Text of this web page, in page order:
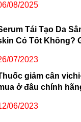
08/2025
Tái Tạo Da
Có Tốt Không?
07/2023
giảm cân
ở đâu chính
06/2023